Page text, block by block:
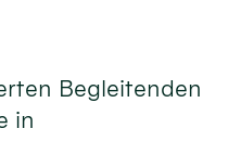
Begleitenden
in